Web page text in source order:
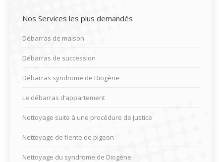
Nos Services les plus demandés
Débarras de maison
Débarras de succession
Débarras syndrome de Diogène
Le débarras d’appartement
Nettoyage suite à une procédure de Justice
Nettoyage de fiente de pigeon
Nettoyage du syndrome de Diogène